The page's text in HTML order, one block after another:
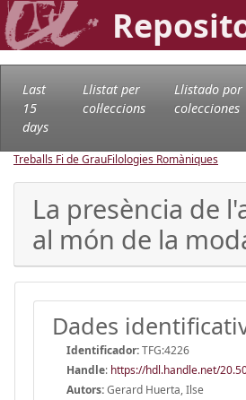
Last
15
days
Llistat per
col·leccions
Llistado por
colecciones
Treballs Fi de GrauFilologies Romàniques
La presència de
al món de la
Dades
Identificador:TFG:4226
Handle: https://hdl.handle.net/
Autors:Gerard Huerta, Ilse